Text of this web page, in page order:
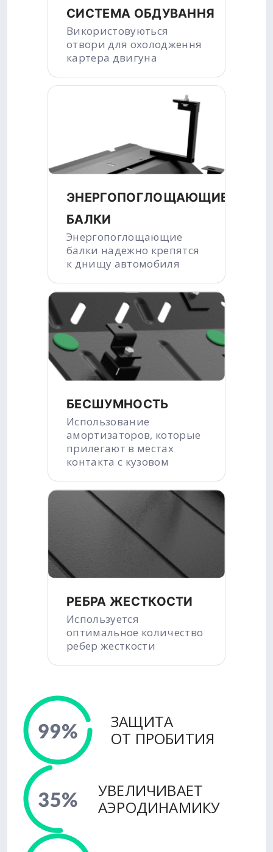
СИСТЕМА ОБДУВАННЯ
Використовуються
отвори для охолодження
картера двигуна
ЭНЕРГОПОГЛОЩАЮЩИЕ
БАЛКИ
Энергопоглощающие
балки надежно крепятся
к днищу автомобиля
БЕСШУМНОСТЬ
Использование
амортизаторов, которые
прилегают в местах
контакта с кузовом
РЕБРА ЖЕСТКОСТИ
Используется
оптимальное количество
ребер жесткости
ЗАЩИТА
ОТ ПРОБИТИЯ
УВЕЛИЧИВАЕТ
АЭРОДИНАМИКУ